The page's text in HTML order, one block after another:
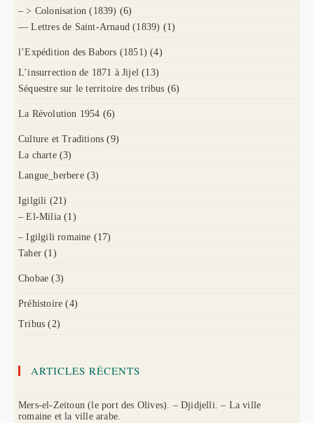
– > Colonisation (1839) (6)
— Lettres de Saint-Arnaud (1839) (1)
l’Expédition des Babors (1851) (4)
L’insurrection de 1871 à Jijel (13)
Séquestre sur le territoire des tribus (6)
La Révolution 1954 (6)
Culture et Traditions (9)
La charte (3)
Langue_berbere (3)
Igilgili (21)
– El-Milia (1)
– Igilgili romaine (17)
Taher (1)
Chobae (3)
Préhistoire (4)
Tribus (2)
ARTICLES RÉCENTS
Mers-el-Zeitoun (le port des Olives). – Djidjelli. – La ville
romaine et la ville arabe.